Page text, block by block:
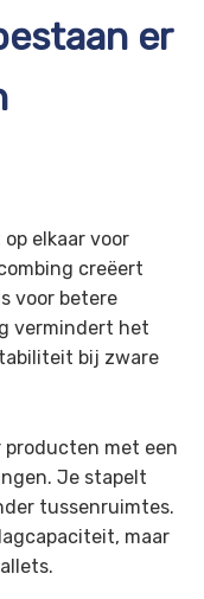
er
elkaar voor
creëert
voor betere
vermindert het
bij zware
met een
Je stapelt
tussenruimtes.
maar